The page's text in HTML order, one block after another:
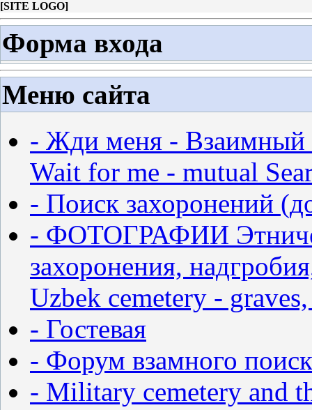
[SITE LOGO]
Форма входа
Меню сайта
- Жди меня - Взаимный
Wait for me - mutual
- Поиск захоронений
- ФОТОГРАФИИ
захоронения,
Uzbek cemetery -
- Гостевая
- Форум взамного
- Military cemetery and